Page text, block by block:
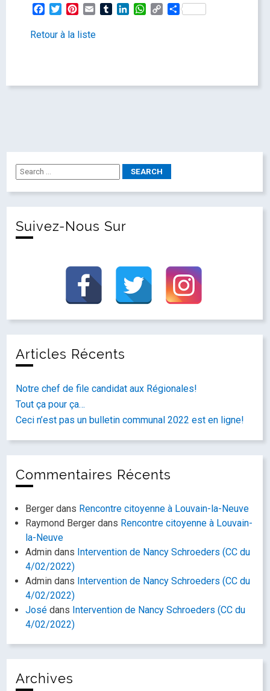
Facebook
TwitterPinterest
Email TumblrLinkedInWhatsApp
CopyPartager
Retour à la liste
Suivez-Nous Sur
Articles Récents
Notre chef de file candidat aux Régionales!
Tout ça pour ça…
Ceci n’est pas un bulletin communal 2022 est en ligne!
Commentaires Récents
Berger dans Rencontre citoyenne à Louvain-la-Neuve
Raymond Berger dans Rencontre citoyenne à Louvain-
la-Neuve
Admin dans Intervention de Nancy Schroeders (CC du
4/02/2022)
Admin dans Intervention de Nancy Schroeders (CC du
4/02/2022)
José dans Intervention de Nancy Schroeders (CC du
4/02/2022)
Archives